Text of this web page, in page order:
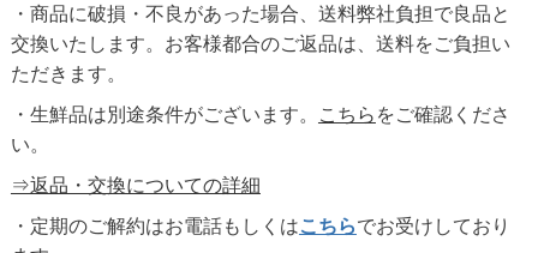
・商品に破損・不良があった場合、送料弊社負担で良品と
交換いたします。お客様都合のご返品は、送料をご負担い
ただきます。
・生鮮品は別途条件がございます。
こちら をご確認くださ
い。
⇒返品・交換についての詳細
・定期のご解約はお電話もしくはこちらでお受けしており